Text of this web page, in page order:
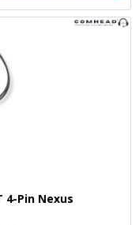
4-Pin Nexus